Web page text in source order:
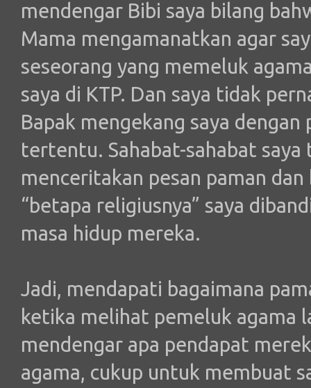
mendengar Bibi saya bilang
Mama mengamanatkan agar
seseorang yang memeluk
saya di KTP. Dan saya tidak
Bapak mengekang saya
tertentu. Sahabat-sahabat
menceritakan pesan paman
“betapa religiusnya” saya
masa hidup mereka.
Jadi, mendapati bagaimana
ketika melihat pemeluk agama
mendengar apa pendapat
agama, cukup untuk membuat